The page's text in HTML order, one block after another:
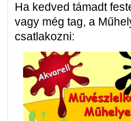
Ha kedved támadt
vagy még tag, a
csatlakozni: